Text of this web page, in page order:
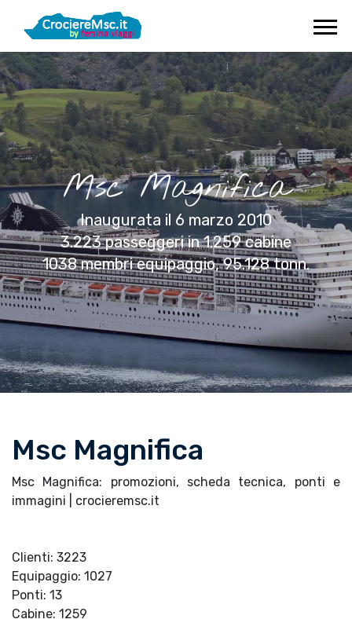
Msc Magnifica
Inaugurata il 6 marzo 2010
3.223 passeggeri in 1.259 cabine
1038 membri equipaggio, 95.128 tonn.
Msc Magnifica
Msc Magnifica: promozioni, scheda tecnica, ponti e
immagini | crocieremsc.it
Clienti: 3223
Equipaggio: 1027
Ponti: 13
Cabine: 1259